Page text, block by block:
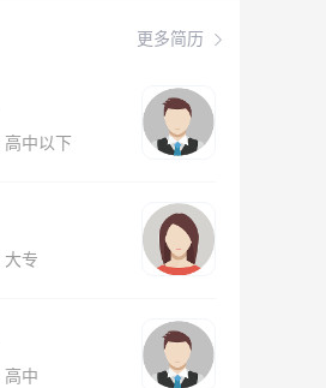
更多简历
高中以下
大专
高中